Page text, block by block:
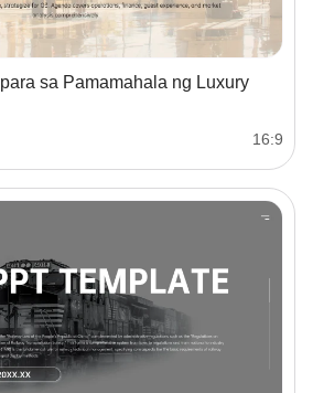
sa Pamamahala ng Luxury
16:9